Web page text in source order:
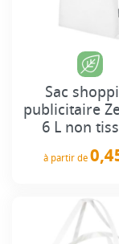
Sac
publicitaire
6 L non
à partir de